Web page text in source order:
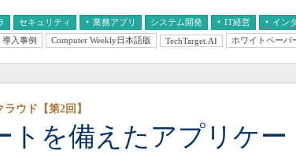
セキュリティ 業務アプリ システム開発 IT経営
経営とIT
イン
医療IT
導入事例 Computer Weekly日本語版 TechTarget.AI ホワイトペーパ
トを備えたアプリケー
ウド【第2回】